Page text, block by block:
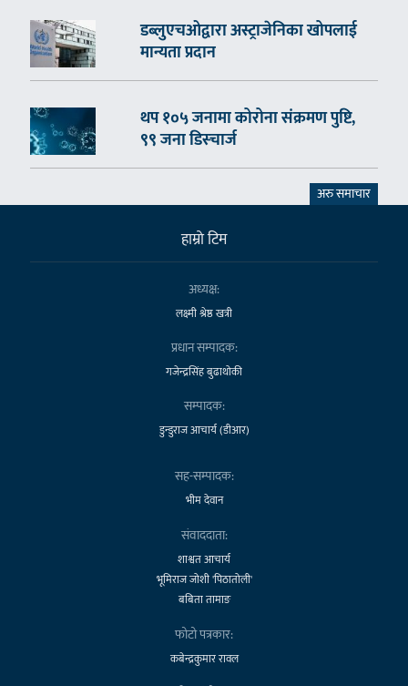
डब्लुएचओद्वारा अस्ट्राजेनिका खोपलाई
मान्यता प्रदान
थप १०५ जनामा कोरोना संक्रमण पुष्टि,
९९ जना डिस्चार्ज
अरु समाचार
हाम्राे टिम
अध्यक्ष:
लक्ष्मी श्रेष्ठ खत्री
प्रधान सम्पादक:
गजेन्द्रसिंह बुढाथोकी
सम्पादक:
डुन्डुराज आचार्य (डीआर)
सह-सम्पादक:
भीम देवान
संवाददाता:
शाश्वत आचार्य
भूमिराज जोशी 'पिठातोली'
बबिता तामाङ
फोटो पत्रकार:
कबेन्द्रकुमार रावल